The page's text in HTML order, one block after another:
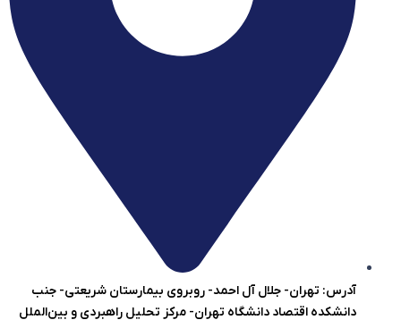
آدرس: تهران- جلال آل احمد- روبروی بیمارستان شریعتی- جنب
دانشکده اقتصاد دانشگاه تهران- مرکز تحلیل راهبردی و بین‌الملل